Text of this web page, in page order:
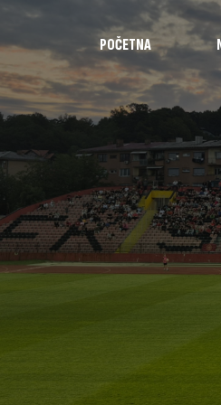
POČETNA
Utakmice
Intervjui
Highlights
Izvještaji